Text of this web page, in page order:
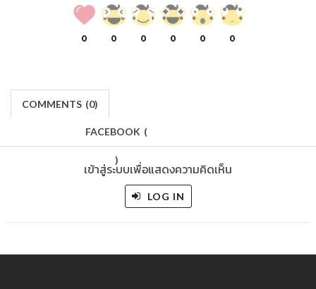
0 0 0 0 0 0
COMMENTS (0)
FACEBOOK (
)
เข้าสู่ระบบเพื่อแสดงความคิดเห็น
LOG IN